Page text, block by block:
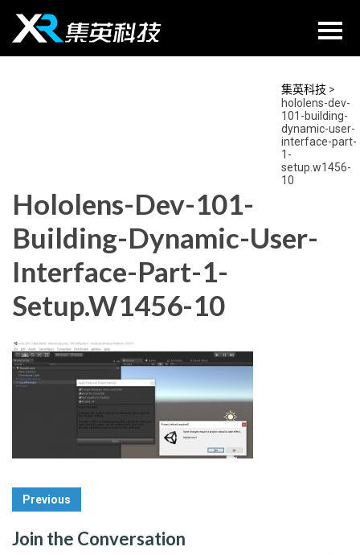
content
集英科技 >
hololens-dev-
101-building-
dynamic-user-
interface-part-
1-
setup.w1456-
10
Hololens-Dev-101-
Building-Dynamic-User-
Interface-Part-1-
Setup.w1456-10
Post
Navigation
Previous
Join the Conversation